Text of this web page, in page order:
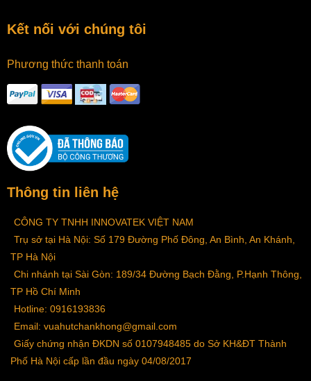
Kết nối với chúng tôi
Phương thức thanh toán
Thông tin liên hệ
CÔNG TY TNHH INNOVATEK VIỆT NAM
Trụ sở tại Hà Nội: Số 179 Đường Phố Đông, An Bình, An Khánh,
TP Hà Nội
Chi nhánh tại Sài Gòn: 189/34 Đường Bạch Đằng, P.Hạnh Thông,
TP Hồ Chí Minh
Hotline: 0916193836
Email: vuahutchankhong@gmail.com
Giấy chứng nhận ĐKDN số 0107948485 do Sở KH&ĐT Thành
Phố Hà Nội cấp lần đầu ngày 04/08/2017